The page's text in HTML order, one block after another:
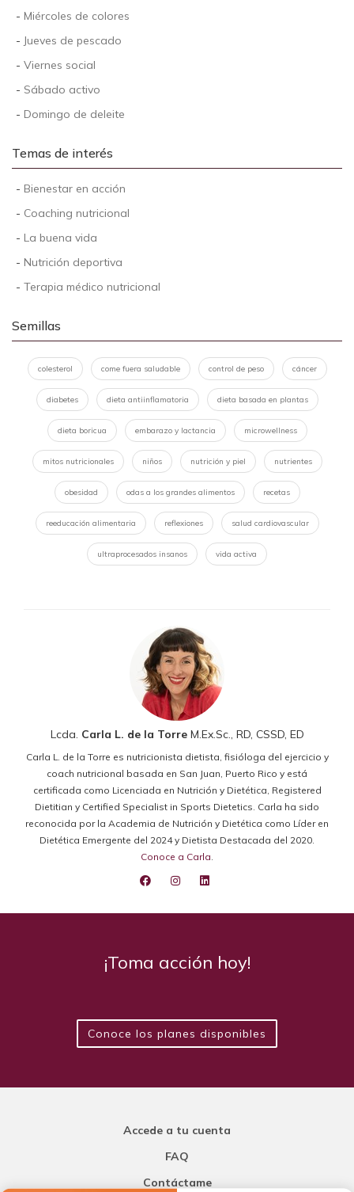
- Miércoles de colores
- Jueves de pescado
- Viernes social
- Sábado activo
- Domingo de deleite
Temas de interés
- Bienestar en acción
- Coaching nutricional
- La buena vida
- Nutrición deportiva
- Terapia médico nutricional
Semillas
colesterol come fuera saludable control de peso cáncer
diabetes dieta antiinflamatoria dieta basada en plantas
dieta boricua embarazo y lactancia microwellness
mitos nutricionales niños nutrición y piel nutrientes
obesidad odas a los grandes alimentos recetas
reeducación alimentaria reflexiones salud cardiovascular
ultraprocesados insanos vida activa
Lcda. Carla L. de la TorreM.Ex.Sc., RD, CSSD, ED
Carla L. de la Torre es nutricionista dietista, fisióloga del ejercicio y
coach nutricional basada en San Juan, Puerto Rico y está
certificada como Licenciada en Nutrición y Dietética, Registered
Dietitian y Certified Specialist in Sports Dietetics. Carla ha sido
reconocida por la Academia de Nutrición y Dietética como Líder en
Dietética Emergente del 2024 y Dietista Destacada del 2020.
Conoce a Carla.
¡Toma acción hoy!
Conoce los planes disponibles
Accede a tu cuenta
FAQ
Contáctame